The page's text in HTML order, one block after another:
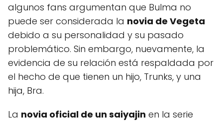
algunos fans argumentan que Bulma no
puede ser considerada la novia de Vegeta
debido a su personalidad y su pasado
problemático. Sin embargo, nuevamente, la
evidencia de su relación está respaldada por
el hecho de que tienen un hijo, Trunks, y una
hija, Bra.
La novia oficial de un saiyajin en la serie